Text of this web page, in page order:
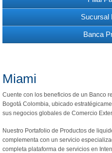
Sucursal
Banca
Miami
Cuente con los beneficios de un Banco
Bogotá Colombia, ubicado
sus negocios globales de Comercio
Nuestro Portafolio de Productos de
complementa con un servicio
completa plataforma de servicios en